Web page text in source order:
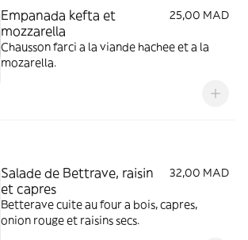
Empanada kefta et
mozzarella
25,00 MAD
Chausson farci a la viande hachee et a la
mozarella.
Salade de Bettrave, raisin
et capres
32,00 MAD
Betterave cuite au four a bois, capres,
onion rouge et raisins secs.